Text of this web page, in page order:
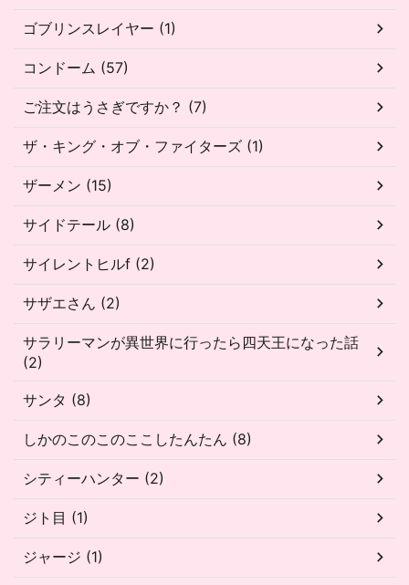
ゴブリンスレイヤー (1)
コンドーム (57)
ご注文はうさぎですか？ (7)
ザ・キング・オブ・ファイターズ (1)
ザーメン (15)
サイドテール (8)
サイレントヒルf (2)
サザエさん (2)
サラリーマンが異世界に行ったら四天王になった話
(2)
サンタ (8)
しかのこのこのここしたんたん (8)
シティーハンター (2)
ジト目 (1)
ジャージ (1)